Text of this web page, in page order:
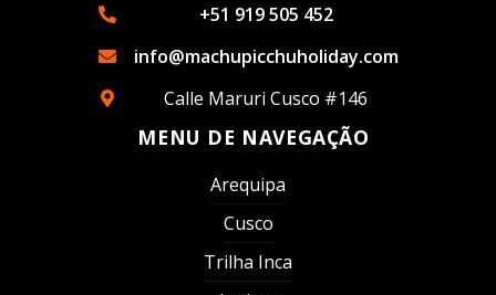
+51 919 505 452
info@machupicchuholiday.com
Calle Maruri Cusco #146
MENU DE NAVEGAÇÃO
Arequipa
Cusco
Trilha Inca